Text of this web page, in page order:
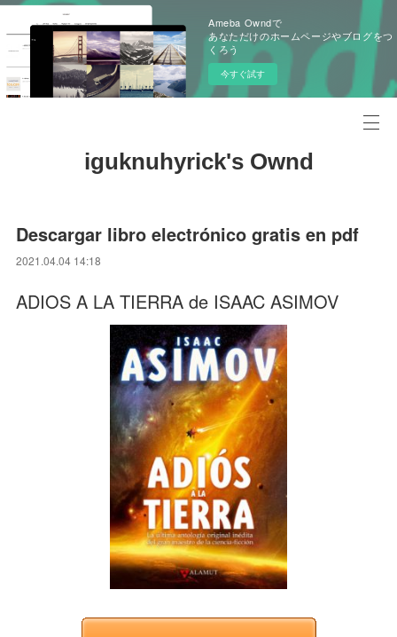
Ameba Owndで
あなただけのホームページやブログをつ
くろう
今すぐ試す
iguknuhyrick's Ownd
Descargar libro electrónico gratis en pdf
2021.04.04 14:18
ADIOS A LA TIERRA de ISAAC ASIMOV